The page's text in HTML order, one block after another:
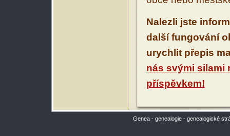
Nalezli jste
další fungování
urychlit přepis
nás svými silami
příspěvkem!
Genea - genealogie - genealogické